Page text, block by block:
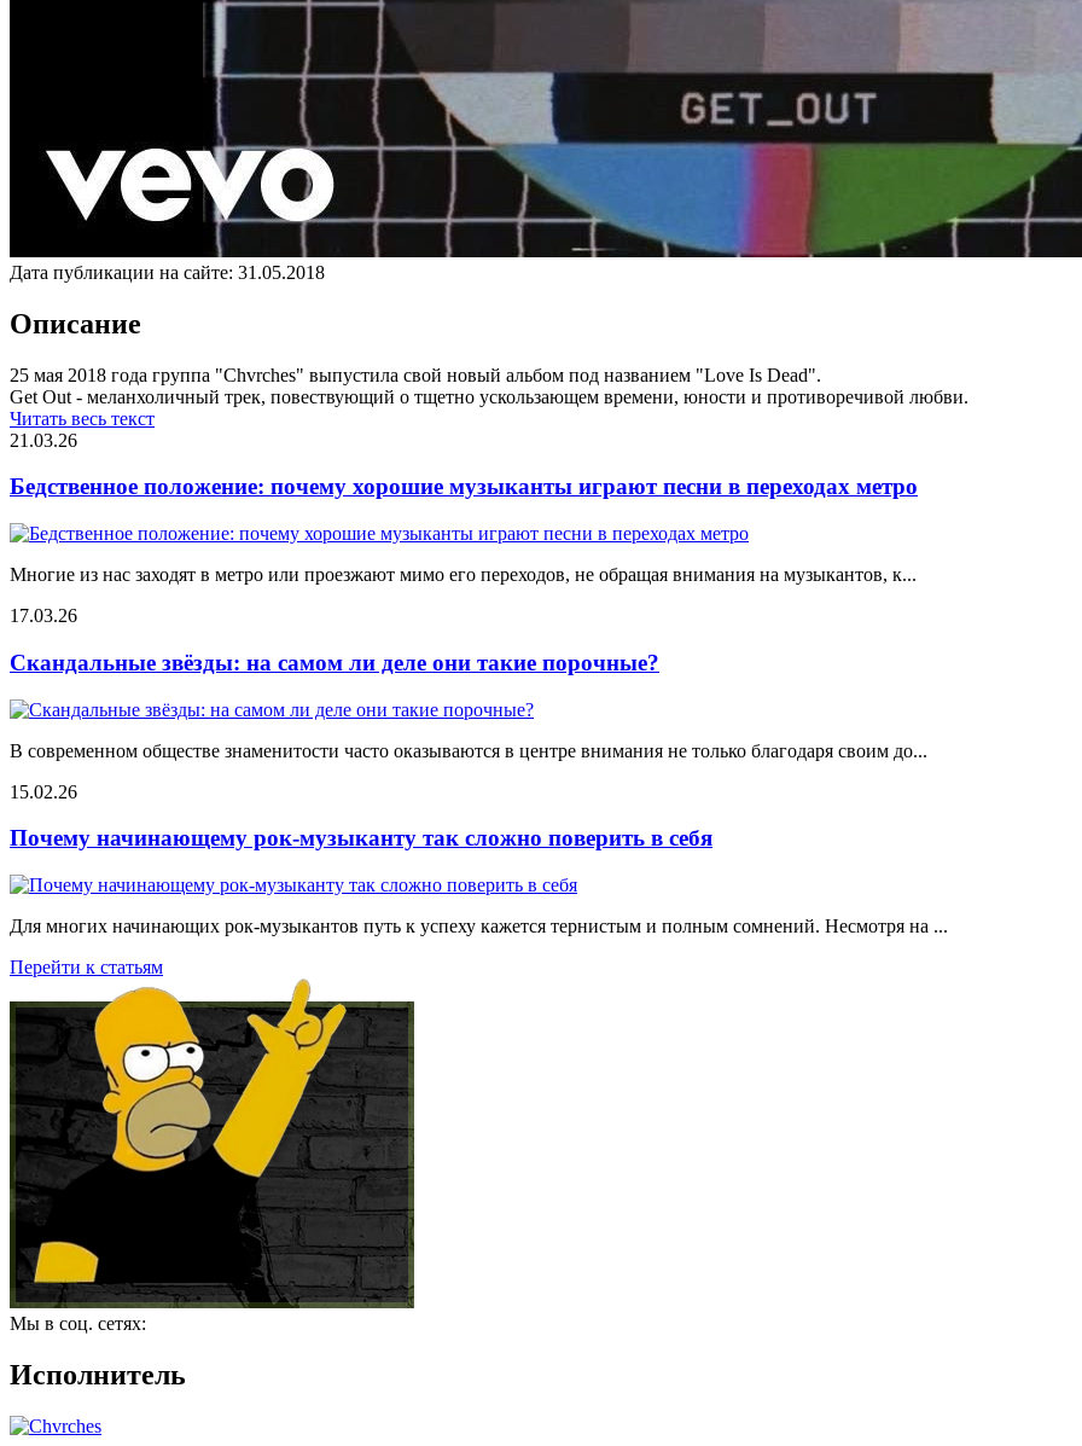
Дата публикации на сайте: 31.05.2018
Описание
25 мая 2018 года группа "Chvrches" выпустила свой новый альбом под названием "Love Is Dead".
Get Out - меланхоличный трек, повествующий о тщетно ускользающем времени, юности и противоречивой любви.
Читать весь текст
21.03.26
Бедственное положение: почему хорошие музыканты играют песни в переходах метро
Многие из нас заходят в метро или проезжают мимо его переходов, не обращая внимания на музыкантов, к...
17.03.26
Скандальные звёзды: на самом ли деле они такие порочные?
В современном обществе знаменитости часто оказываются в центре внимания не только благодаря своим до...
15.02.26
Почему начинающему рок-музыканту так сложно поверить в себя
Для многих начинающих рок-музыкантов путь к успеху кажется тернистым и полным сомнений. Несмотря на ...
Перейти к статьям
Мы в соц. сетях:
Исполнитель